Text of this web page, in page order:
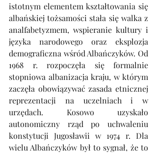
istotnym elementem kształtowania się
albańskiej tożsamości stała się walka z
analfabetyzmem, wspieranie kultury i
języka narodowego oraz eksplozja
demograficzna wśród Albańczyków. Od
1968 r. rozpoczęła się formalnie
stopniowa albanizacja kraju, w którym
zaczęła obowiązywać zasada etnicznej
reprezentacji na uczelniach i w
urzędach. Kosowo uzyskało
autonomiczny rząd po uchwaleniu
konstytucji Jugosławii w 1974 r. Dla
wielu Albańczyków był to sygnał, że to